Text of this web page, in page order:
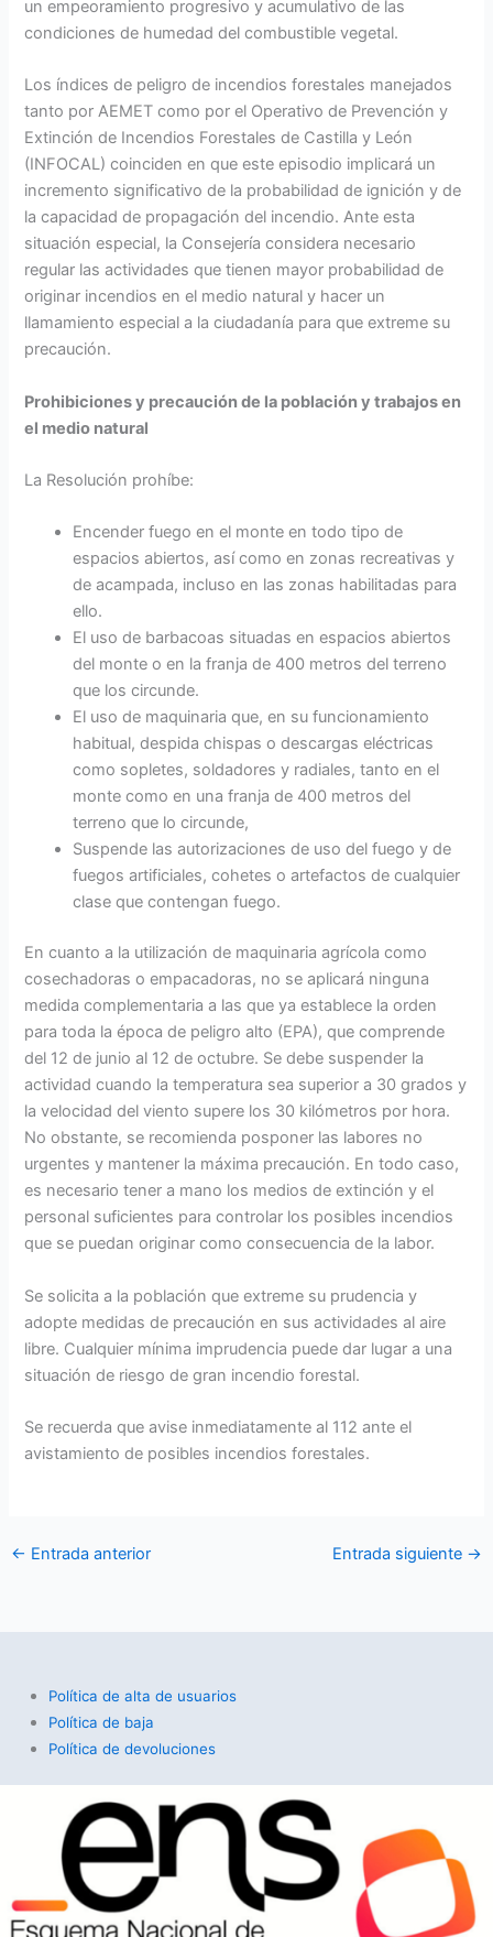
un empeoramiento progresivo y acumulativo de las
condiciones de humedad del combustible vegetal.
Los índices de peligro de incendios forestales manejados
tanto por AEMET como por el Operativo de Prevención y
Extinción de Incendios Forestales de Castilla y León
(INFOCAL) coinciden en que este episodio implicará un
incremento significativo de la probabilidad de ignición y de
la capacidad de propagación del incendio. Ante esta
situación especial, la Consejería considera necesario
regular las actividades que tienen mayor probabilidad de
originar incendios en el medio natural y hacer un
llamamiento especial a la ciudadanía para que extreme su
precaución.
Prohibiciones y precaución de la población y trabajos en
el medio natural
La Resolución prohíbe:
Encender fuego en el monte en todo tipo de
espacios abiertos, así como en zonas recreativas y
de acampada, incluso en las zonas habilitadas para
ello.
El uso de barbacoas situadas en espacios abiertos
del monte o en la franja de 400 metros del terreno
que los circunde.
El uso de maquinaria que, en su funcionamiento
habitual, despida chispas o descargas eléctricas
como sopletes, soldadores y radiales, tanto en el
monte como en una franja de 400 metros del
terreno que lo circunde,
Suspende las autorizaciones de uso del fuego y de
fuegos artificiales, cohetes o artefactos de cualquier
clase que contengan fuego.
En cuanto a la utilización de maquinaria agrícola como
cosechadoras o empacadoras, no se aplicará ninguna
medida complementaria a las que ya establece la orden
para toda la época de peligro alto (EPA), que comprende
del 12 de junio al 12 de octubre. Se debe suspender la
actividad cuando la temperatura sea superior a 30 grados y
la velocidad del viento supere los 30 kilómetros por hora.
No obstante, se recomienda posponer las labores no
urgentes y mantener la máxima precaución. En todo caso,
es necesario tener a mano los medios de extinción y el
personal suficientes para controlar los posibles incendios
que se puedan originar como consecuencia de la labor.
Se solicita a la población que extreme su prudencia y
adopte medidas de precaución en sus actividades al aire
libre. Cualquier mínima imprudencia puede dar lugar a una
situación de riesgo de gran incendio forestal.
Se recuerda que avise inmediatamente al 112 ante el
avistamiento de posibles incendios forestales.
← Entrada anterior Entrada siguiente →
Política de alta de usuarios
Política de baja
Política de devoluciones